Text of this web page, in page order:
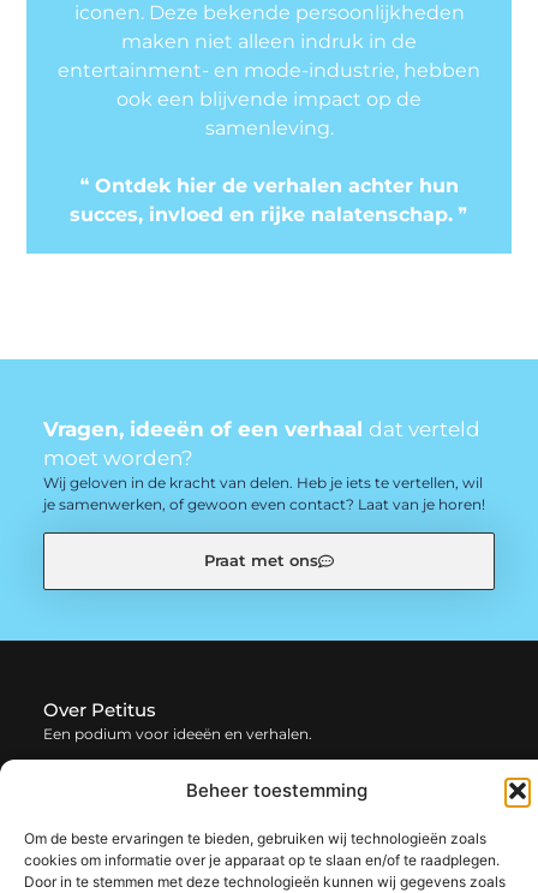
Beheer toestemming
Om de beste ervaringen te bieden, gebruiken wij technologieën zoals
cookies om informatie over je apparaat op te slaan en/of te raadplegen.
Door in te stemmen met deze technologieën kunnen wij gegevens zoals
iconen. Deze bekende persoonlijkheden
maken niet alleen indruk in de
entertainment- en mode-industrie, hebben
ook een blijvende impact op de
samenleving.
❝ Ontdek hier de verhalen achter hun
succes, invloed en rijke nalatenschap. ❞
Vragen, ideeën of een verhaal dat verteld
moet worden?
Wij geloven in de kracht van delen. Heb je iets te vertellen, wil
je samenwerken, of gewoon even contact? Laat van je horen!
Praat met ons
Over Petitus
Een podium voor ideeën en verhalen.
creativiteit en inzichten uit het dagelijks leven. Laat je
Onze Bericht categorie